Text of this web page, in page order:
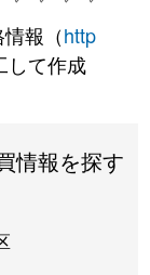
報（http
して作成
情報を探す